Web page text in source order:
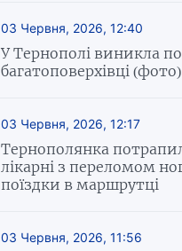
03 Червня, 2026, 12:40
У Тернополі виникла
багатоповерхівці (фото)
03 Червня, 2026, 12:17
Тернополянка
лікарні з переломом
поїздки в маршрутці
03 Червня, 2026, 11:56